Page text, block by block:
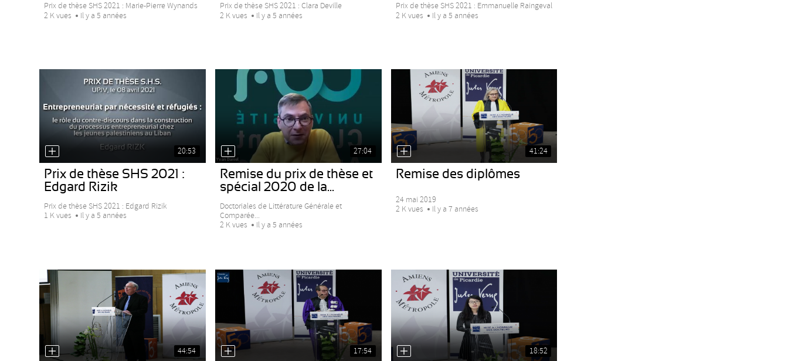
Prix de thèse SHS 2021 : Marie-Pierre Wynands
2 K vues
Il y a 5 années
Prix de thèse SHS 2021 : Clara Deville
2 K vues
Il y a 5 années
Prix de thèse SHS 2021 : Emmanuelle Raingeval
2 K vues
Il y a 5 années
20:53
Prix de thèse SHS 2021 :
Edgard Rizik
Prix de thèse SHS 2021 : Edgard Rizik
1 K vues
Il y a 5 années
27:04
Remise du prix de thèse et
spécial 2020 de la...
Doctoriales de Littérature Générale et
Comparée...
2 K vues
Il y a 5 années
41:24
Remise des diplômes
24 mai 2019
2 K vues
Il y a 7 années
44:54 17:54 18:52